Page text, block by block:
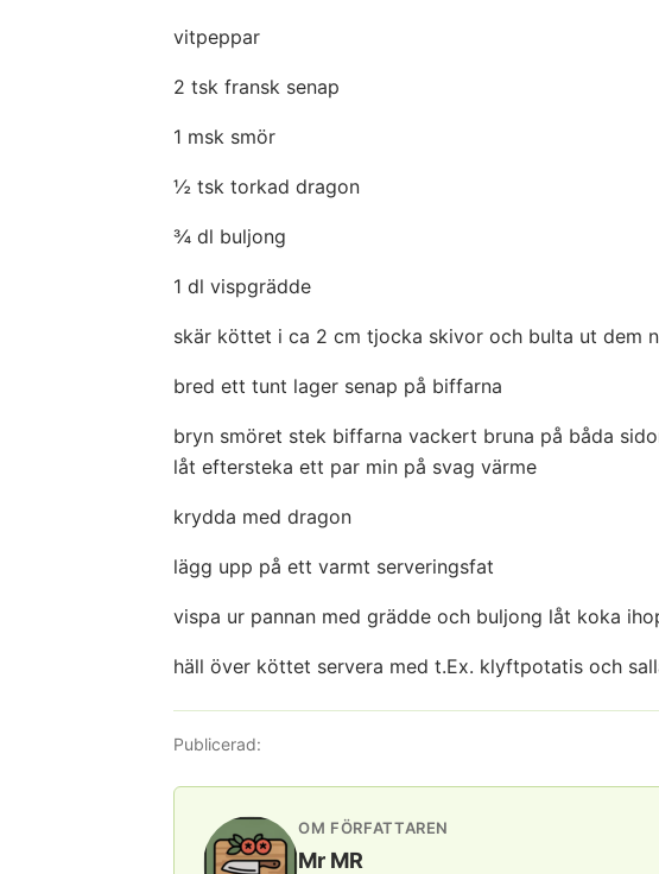
vitpeppar
2 tsk fransk senap
1 msk smör
½ tsk torkad dragon
¾ dl buljong
1 dl vispgrädde
skär köttet i ca 2 cm tjocka skivor och bulta ut dem
bred ett tunt lager senap på biffarna
bryn smöret stek biffarna vackert bruna på båda
låt eftersteka ett par min på svag värme
krydda med dragon
lägg upp på ett varmt serveringsfat
vispa ur pannan med grädde och buljong låt koka
häll över köttet servera med t.Ex. klyftpotatis och
Publicerad:
OM FÖRFATTAREN
Mr MR